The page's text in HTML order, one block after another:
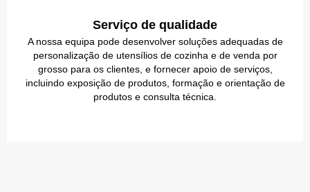
Serviço de qualidade
A nossa equipa pode desenvolver soluções adequadas de
personalização de utensílios de cozinha e de venda por
grosso para os clientes, e fornecer apoio de serviços,
incluindo exposição de produtos, formação e orientação de
produtos e consulta técnica.